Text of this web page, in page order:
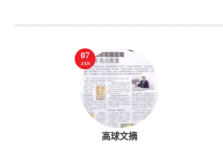
07
JAN
高球文摘